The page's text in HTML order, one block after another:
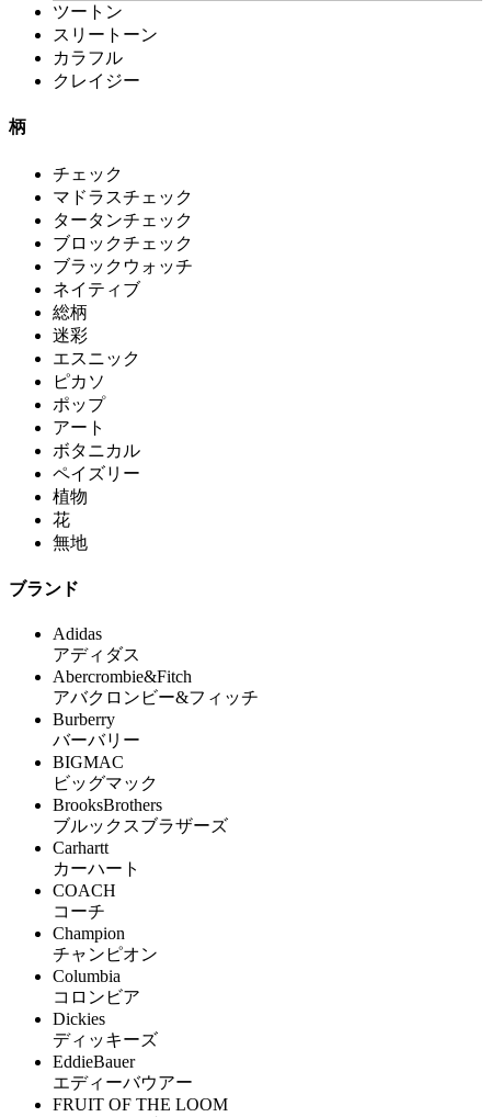
ツートン
スリートーン
カラフル
クレイジー
柄
チェック
マドラスチェック
タータンチェック
ブロックチェック
ブラックウォッチ
ネイティブ
総柄
迷彩
エスニック
ピカソ
ポップ
アート
ボタニカル
ペイズリー
植物
花
無地
ブランド
Adidas
アディダス
Abercrombie&Fitch
アバクロンビー&フィッチ
Burberry
バーバリー
BIGMAC
ビッグマック
BrooksBrothers
ブルックスブラザーズ
Carhartt
カーハート
COACH
コーチ
Champion
チャンピオン
Columbia
コロンビア
Dickies
ディッキーズ
EddieBauer
エディーバウアー
FRUIT OF THE LOOM